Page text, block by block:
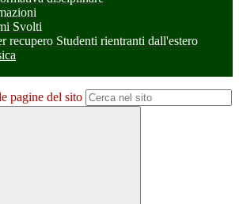
Svolti
recupero Studenti rientranti dall'estero
pagine del sito